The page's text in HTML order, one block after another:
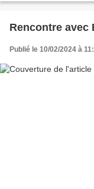
Rencontre avec
Publié le 10/02/2024 à